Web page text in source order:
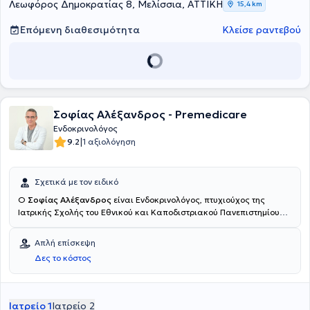
εμπειρία στο θυρεοειδή, στο σακχαρώδη διαβήτη και στην
Λεωφόρος Δημοκρατίας 8, Μελίσσια, ΑΤΤΙΚΗ 15,4 km
Επόμενη διαθεσιμότητα Κλείσε ραντεβού
Σοφίας Αλέξανδρος - Premedicare
Ενδοκρινολόγος
9.2|1 αξιολόγηση
Σχετικά με τον ειδικό
Ο Σοφίας Αλέξανδρος είναι Ενδοκρινολόγος, πτυχιούχος της
Ιατρικής Σχολής του Εθνικού και Καποδιστριακού Πανεπιστημίου
7ου Νοσοκομείου ΙΚΑ και την 4ετή εργασία στο ιατρείο των
διυλιστηρίων Ασπροπύργου ως εφημερεύων ιατρός, ακολούθησε η
εξειδίκευση του στο Ενδοκρινολογικό Τμήμα του Γενικού
Νοσοκομείου Αθηνών "Ευαγγελισμός". Εκεί συμμετείχε ενεργά στο
την ενδοκρινολογική κλινική, τα εξωτερικά ιατρεία και τα ειδικά
Απλή επίσκεψη
Δες το κόστος
Ιατρείο 1Ιατρείο 2